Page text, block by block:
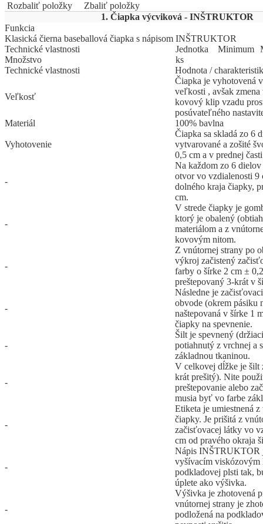
Rozbaliť položky
Zbaliť položky
1. Čiapka výcviková - INŠTRUKTOR
Funkcia
Klasická čierna baseballová čiapka s nápisom INŠTRUKTOR
Technické vlastnosti
Jed­not­ka Mi­ni­mum
Množstvo
ks
Technické vlastnosti
Hodnota /
Veľkosť
Čiapka je vyhotovená
veľkosti , avšak
kovový klip vzadu
posúvateľného
Materiál
100% bavlna
Vyhotovenie
Čiapka sa skladá zo 6
vytvarované a zošité
0,5 cm a v prednej
-
Na každom zo 6
otvor vo vzdialenosti 9
dolného kraja čiapky,
cm.
-
V strede čiapky je
ktorý je obalený
materiálom a z
kovovým nitom.
-
Z vnútornej strany po
výkroj začistený
farby o šírke 2 cm ±
preštepovaný 3-krát v
-
Následne je
obvode (okrem pásiku
naštepovaná v šírke 1
čiapky na spevnenie.
-
Šilt je spevnený
potiahnutý z vrchnej a
základnou tkaninou.
-
V celkovej dĺžke je šilt
krát prešitý). Nite
preštepovanie alebo
musia byť vo farbe
-
Etiketa je umiestnená
čiapky. Je prišitá z
začisťovacej látky vo
cm od pravého okraja
-
Nápis INŠTRUKTOR
vyšívacím viskózovým
podkladovej plsti tak,
úplete ako výšivka.
-
Výšivka je zhotovená
vnútornej strany je
podložená na